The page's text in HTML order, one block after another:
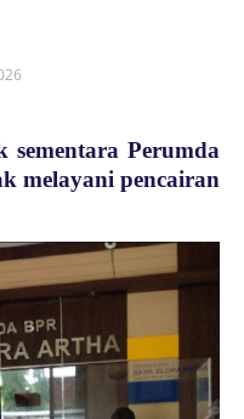
sementara Perumda
melayani pencairan